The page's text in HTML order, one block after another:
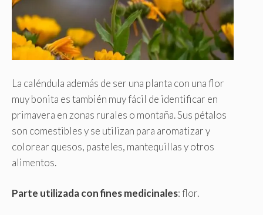
La caléndula además de ser una planta con una flor
muy bonita es también muy fácil de identificar en
primavera en zonas rurales o montaña. Sus pétalos
son comestibles y se utilizan para aromatizar y
colorear quesos, pasteles, mantequillas y otros
alimentos.
Parte utilizada con fines medicinales: flor.